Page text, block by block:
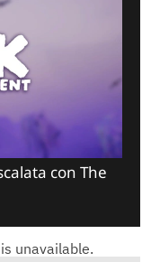
con The